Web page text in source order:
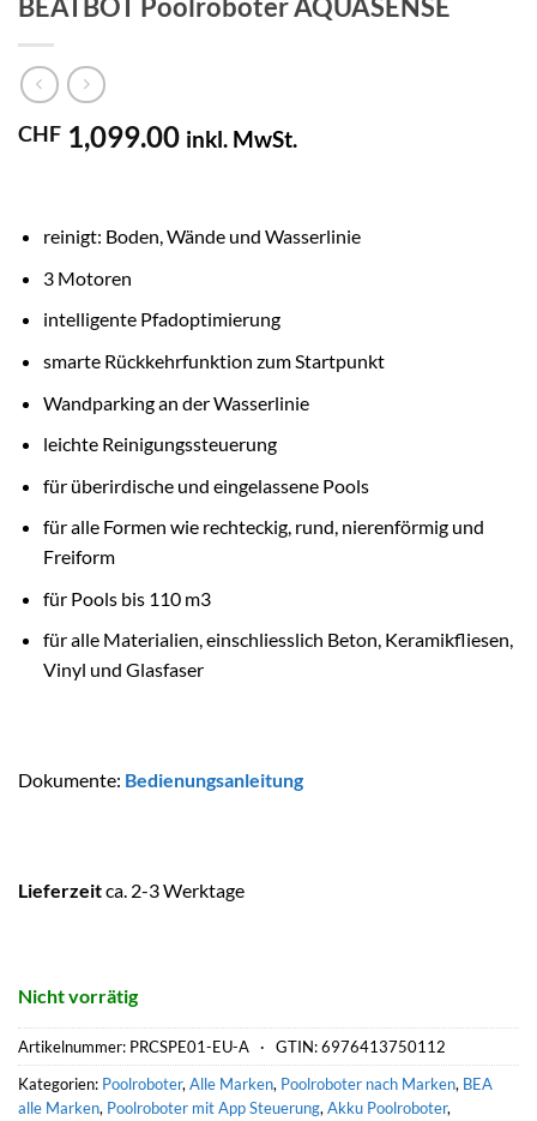
CHF 1,099.00 inkl. MwSt.
reinigt: Boden, Wände und Wasserlinie
3 Motoren
intelligente Pfadoptimierung
smarte Rückkehrfunktion zum Startpunkt
Wandparking an der Wasserlinie
leichte Reinigungssteuerung
für überirdische und eingelassene Pools
für alle Formen wie rechteckig, rund, nierenförmig und
Freiform
für Pools bis 110 m3
für alle Materialien, einschliesslich Beton, Keramikfliesen,
Vinyl und Glasfaser
Dokumente: Bedienungsanleitung
Lieferzeitca. 2-3 Werktage
Nicht vorrätig
Artikelnummer: PRCSPE01-EU-A · GTIN: 6976413750112
Kategorien: Poolroboter,Alle Marken, Poolroboter nach Marken, BEA
alle Marken, Poolroboter mit App Steuerung,Akku Poolroboter,